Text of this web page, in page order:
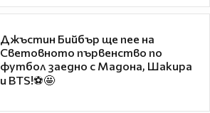
Джъстин Бийбър ще пее на
Световното първенство по
футбол заедно с Мадона, Шакира
и BTS!⚽🤩